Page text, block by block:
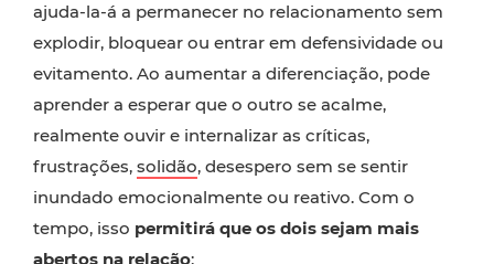
ajuda-la-á a permanecer no relacionamento sem
explodir, bloquear ou entrar em defensividade ou
evitamento. Ao aumentar a diferenciação, pode
aprender a esperar que o outro se acalme,
realmente ouvir e internalizar as críticas,
frustrações, solidão, desespero sem se sentir
inundado emocionalmente ou reativo. Com o
tempo, isso permitirá que os dois sejam mais
abertos na relação;